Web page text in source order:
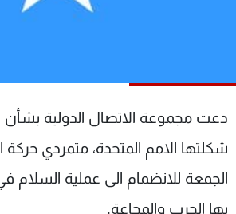
دعت مجموعة الاتصال الدولية بشأن
شكلتها الامم المتحدة، متمردي حركة
الجمعة للانضمام الى عملية السلام
بها الحرب والمجاعة.
شاهد البرامج
الإنـتـاج
وظائف
تواصل معنا
شروط